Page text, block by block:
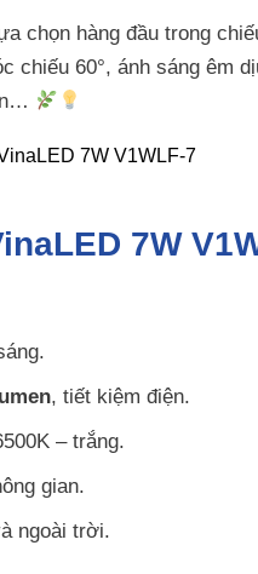
chọn hàng đầu trong
60°, ánh sáng êm
7W
, tiết kiệm điện.
– trắng.
gian.
ngoài trời.